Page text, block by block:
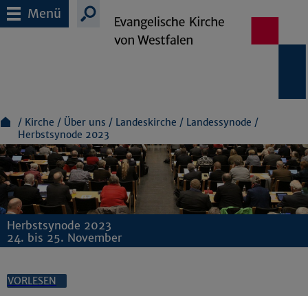
Menü
Kirche Über uns Landeskirche
Landessynode
Herbstsynode 2023
Herbstsynode 2023
24. bis 25. November
VORLESEN